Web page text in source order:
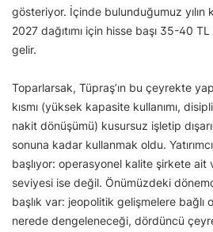
gösteriyor. İçinde bulunduğumuz yılın
2027 dağıtımı için hisse başı 35-40
gelir.
Toparlarsak, Tüpraş’ın bu çeyrekte
kısmı (yüksek kapasite kullanımı,
nakit dönüşümü) kusursuz işletip
sonuna kadar kullanmak oldu.
başlıyor: operasyonel kalite şirkete ait
seviyesi ise değil. Önümüzdeki
başlık var: jeopolitik gelişmelere bağlı
nerede dengeleneceği, dördüncü